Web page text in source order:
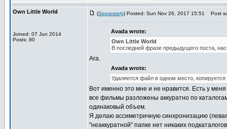
Own Little World
Joined: 07 Jun 2014
Posts: 80
(Separately) Posted: Sun Nov 26, 2017 15:51 Post
Avada wrote:
Own Little World
В последней фразе предыдущего поста,
Ага.
Avada wrote:
Удаляется файл в одном место, копируется
Вот именно это мне и не нравится. Есть у
все фильмы разложены аккуратно по
одинаковый объем.
Я делаю ассиметричную синхронизацию
"неаккуратной" папке нет никаких